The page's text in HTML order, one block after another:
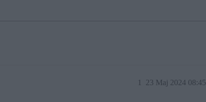
23 Maj 2024 08:45
1